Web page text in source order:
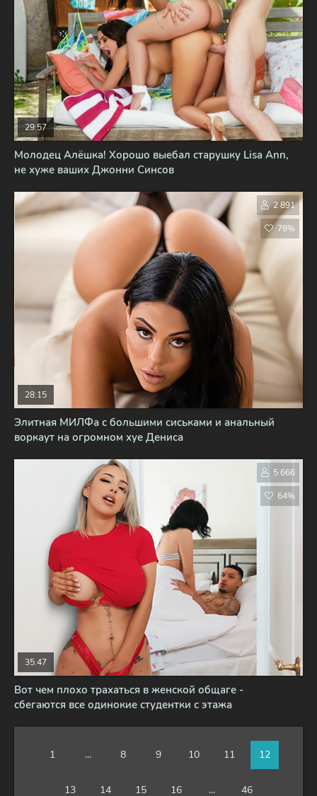
Молодец Алёшка! Хорошо выебал старушку Lisa Ann,
не хуже ваших Джонни Синсов
29:57
Элитная МИЛФа с большими сиськами и анальный
воркаут на огромном хуе Дениса
28:15
2 891
78%
Вот чем плохо трахаться в женской общаге -
сбегаются все одинокие студентки с этажа
35:47
5 666
64%
1 ... 8 9 10 11 12
13 14 15 16 ... 46